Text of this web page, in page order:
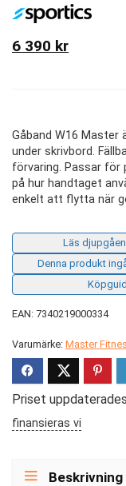
6 390 kr
Gåband W16
under skrivbord.
förvaring. Passar för
på hur handtaget
enkelt att flytta när
Läs
Denna produkt
EAN: 7340219000334
Varumärke: Master
Priset
finansieras vi
Beskrivning